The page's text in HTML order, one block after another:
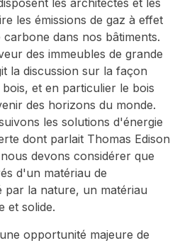
les architectes et les
les émissions de gaz à effet
dans nos bâtiments.
des immeubles de grande
la discussion sur la façon
et en particulier le bois
des horizons du monde.
les solutions d'énergie
dont parlait Thomas Edison
devons considérer que
d'un matériau de
la nature, un matériau
et solide.
opportunité majeure de